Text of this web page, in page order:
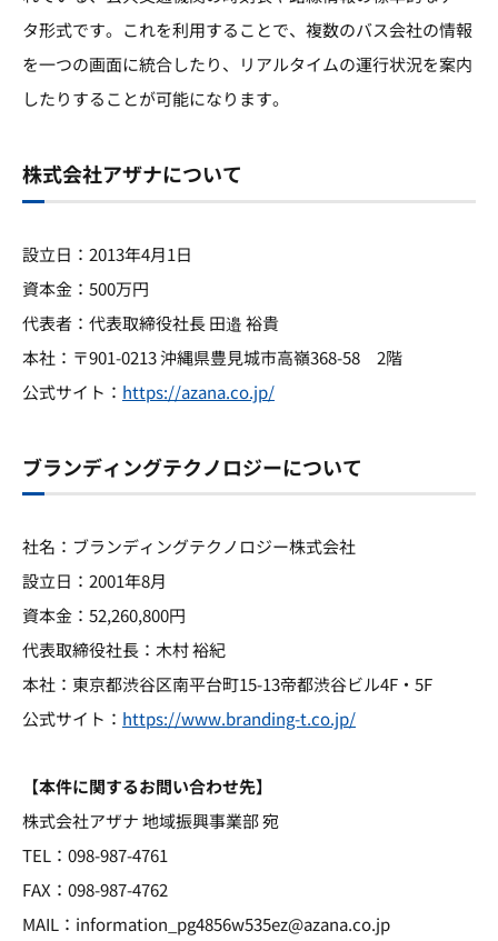
タ形式です。これを利用することで、複数のバス会社の情報
を一つの画面に統合したり、リアルタイムの運行状況を案内
したりすることが可能になります。
株式会社アザナについて
設立日：2013年4月1日
資本金：500万円
代表者：代表取締役社長 田邉 裕貴
本社：〒901-0213 沖縄県豊見城市高嶺368-58 2階
公式サイト： https://azana.co.jp/
ブランディングテクノロジーについて
社名：ブランディングテクノロジー株式会社
設立日：2001年8月
資本金：52,260,800円
代表取締役社長：木村 裕紀
本社：東京都渋谷区南平台町15-13帝都渋谷ビル4F・5F
公式サイト： https://www.branding-t.co.jp/
【本件に関するお問い合わせ先】
株式会社アザナ 地域振興事業部 宛
TEL：098-987-4761
FAX：098-987-4762
MAIL：information_pg4856w535ez@azana.co.jp